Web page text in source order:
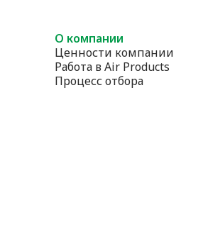
О компании
Ценности компании
Работа в Air Products
Процесс отбора
«Turnaround
масштабное
AmCham -